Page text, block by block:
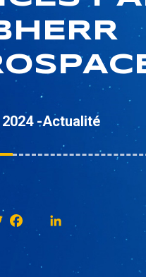
-Actualité
TwitterFacebookinstagram